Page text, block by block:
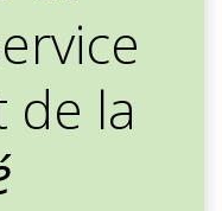
de la